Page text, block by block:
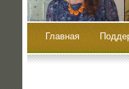
Главная